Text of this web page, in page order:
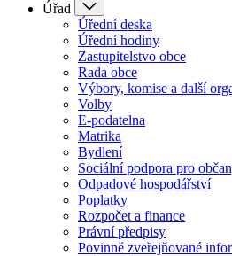
Úřad
Úřední deska
Úřední hodiny
Zastupitelstvo obce
Rada obce
Výbory, komise a další
Volby
E-podatelna
Matrika
Bydlení
Sociální podpora pro
Odpadové hospodářství
Poplatky
Rozpočet a finance
Právní předpisy
Povinně zveřejňované